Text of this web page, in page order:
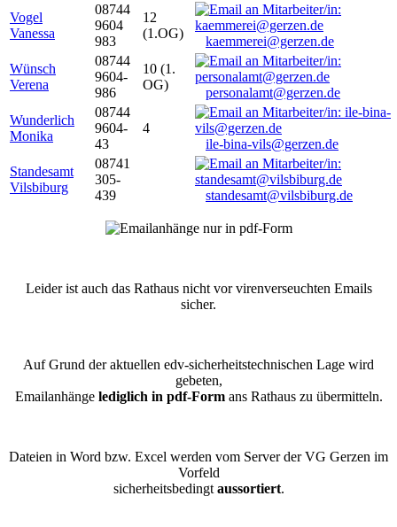
Vogel
Vanessa
08744
9604
983
12
(1.OG)
kaemmerei@gerzen.de
Wünsch
Verena
08744
9604-
986
10 (1.
OG)
personalamt@gerzen.de
Wunderlich
Monika
08744
9604-
43
4
ile-bina-vils@gerzen.de
Standesamt
Vilsbiburg
08741
305-
439
standesamt@vilsbiburg.de
Leider ist auch das Rathaus nicht vor virenverseuchten Emails
sicher.
Auf Grund der aktuellen edv-sicherheitstechnischen Lage wird
gebeten,
Emailanhänge lediglich in pdf-Formans Rathaus zu übermitteln.
Dateien in Word bzw. Excel werden vom Server der VG Gerzen im
Vorfeld
sicherheitsbedingt aussortiert.